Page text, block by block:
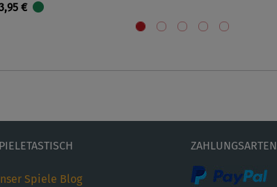
€
Spiele Blog
ZAHLUNGSARTEN